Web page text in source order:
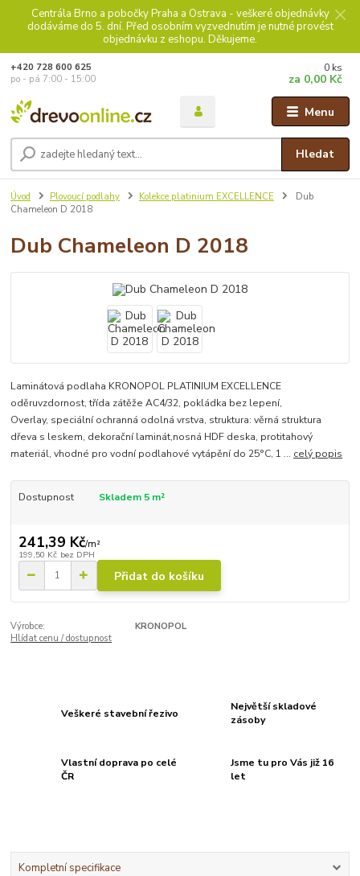
Centrála Brno a pobočky Praha a Ostrava - veškeré objednávky
dodáváme do 5. dní. Před osobním vyzvednutím je nutné provést
objednávku z eshopu. Děkujeme.
Menu
Hledat
+420 728 600 625
po - pá 7:00 - 15:00
0 ks
za 0,00 Kč
Úvod Plovoucí podlahy Kolekce platinium EXCELLENCE
Dub
Chameleon D 2018
Dub Chameleon D 2018
Laminátová podlaha KRONOPOL PLATINIUM EXCELLENCE
oděruvzdornost, třída zátěže AC4/32, pokládka bez lepení,
Overlay, speciální ochranná odolná vrstva, struktura: věrná struktura
dřeva s leskem, dekorační laminát,nosná HDF deska, protitahový
materiál, vhodné pro vodní podlahové vytápění do 25°C, 1 ... celý popis
Dostupnost Skladem 5 m²
241,39 Kč/m²
199,50 Kč bez DPH
Přidat do košíku
Výrobce:
KRONOPOL
Hlídat cenu / dostupnost
Veškeré stavební řezivo
Největší skladové
zásoby
Vlastní doprava po celé
ČR
Jsme tu pro Vás již 16
let
Kompletní specifikace